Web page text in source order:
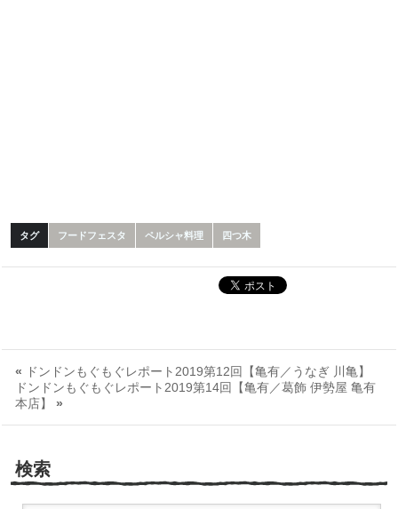
タグ フードフェスタ ペルシャ料理 四つ木
« ドンドンもぐもぐレポート2019第12回【亀有／うなぎ 川亀】
ドンドンもぐもぐレポート2019第14回【亀有／葛飾 伊勢屋 亀有
本店】 »
検索